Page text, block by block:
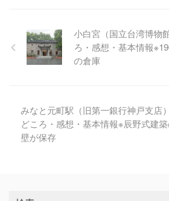
小白宮（国立台湾博物
ろ・感想・基本情報
の倉庫
みなと元町駅（旧第一銀行神戸支店
どころ・感想・基本情報※辰野式建
壁が保存